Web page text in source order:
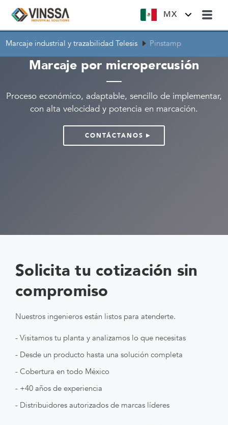
MX
Marcaje industrial y trazabilidad Telesis Pinstamp
Marcaje por micropercusión
Proceso económico, adaptable, sencillo de implementar,
con alta velocidad y potencia en marcación.
CONTÁCTANOS
Solicita tu cotización sin
compromiso
Nuestros ingenieros están listos para atenderte.
- Visitamos tu planta y analizamos lo que necesitas
- Desde un producto hasta una solución completa
- Cobertura en todo México
- +40 años de experiencia
- Distribuidores autorizados de marcas líderes